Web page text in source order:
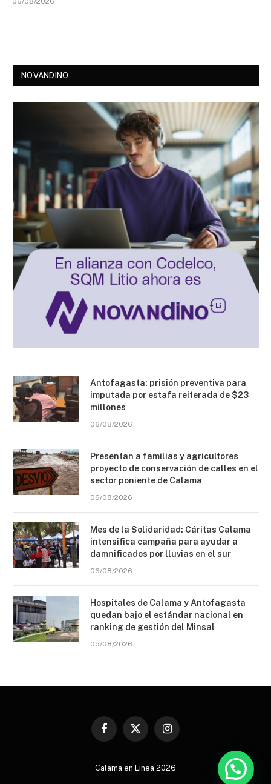
NOVANDINO
Antofagasta: prisión preventiva para
imputada por estafa reiterada de $23
millones
06/08/2026
Presentan a familias y agricultores
proyecto de conservación de calles en el
sector poniente de Calama
06/08/2026
Mes de la Solidaridad: Cáritas Calama
intensifica campaña para ayudar a
damnificados por lluvias en el sur
06/08/2026
Hospitales de Calama y Antofagasta
quedan bajo el estándar nacional en
ranking de gestión del Minsal
05/08/2026
Facebook
X
Instagram
Calama en Linea 2026